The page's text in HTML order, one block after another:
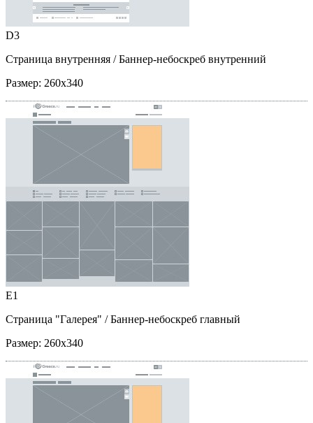
D3
Страница внутренняя / Баннер-небоскреб внутренний
Размер: 260x340
E1
Страница "Галерея" / Баннер-небоскреб главный
Размер: 260x340